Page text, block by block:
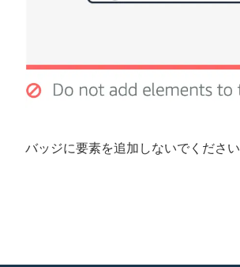
バッジに要素を追加しないでください